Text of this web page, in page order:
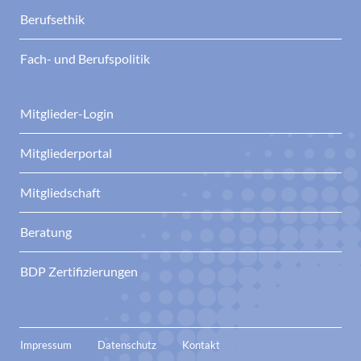
Berufsethik
Fach- und Berufspolitik
Mitglieder-Login
Mitgliederportal
Mitgliedschaft
Beratung
BDP Zertifizierungen
Impressum Datenschutz Kontakt